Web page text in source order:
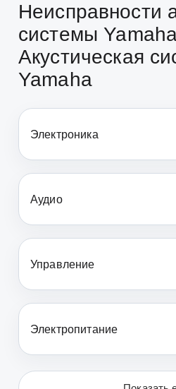
Неисправности
системы
Акустическая
Yamaha
Электроника
Аудио
Управление
Электропитание